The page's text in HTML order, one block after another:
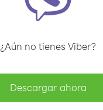
¿Aún no tienes Viber?
Descargar ahora